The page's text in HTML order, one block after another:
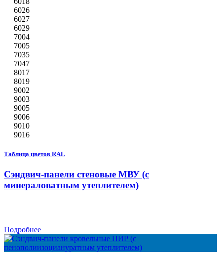
6026
6027
6029
7004
7005
7035
7047
8017
8019
9002
9003
9005
9006
9010
9016
Таблица цветов RAL
Сэндвич-панели стеновые МВУ (с
минераловатным утеплителем)
Подробнее